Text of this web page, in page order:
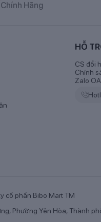
sữa ColosBaby
chính có trong Sữa
chất béo, Carbohydrate,
Hãng
HỖ
CS đổi
Chính
Zalo OA
cổ phần Bibo Mart TM
Phường Yên Hòa, Thành